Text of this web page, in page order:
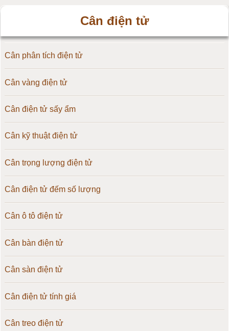
Cân điện tử
Cân phân tích điện tử
Cân vàng điện tử
Cân điện tử sấy ẩm
Cân kỹ thuật điện tử
Cân trọng lượng điện tử
Cân điện tử đếm số lượng
Cân ô tô điện tử
Cân bàn điện tử
Cân sàn điện tử
Cân điện tử tính giá
Cân treo điện tử